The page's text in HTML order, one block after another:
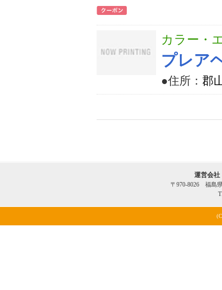
カラー・
プレア
●住所： 郡
運営会
〒970-8026 福島